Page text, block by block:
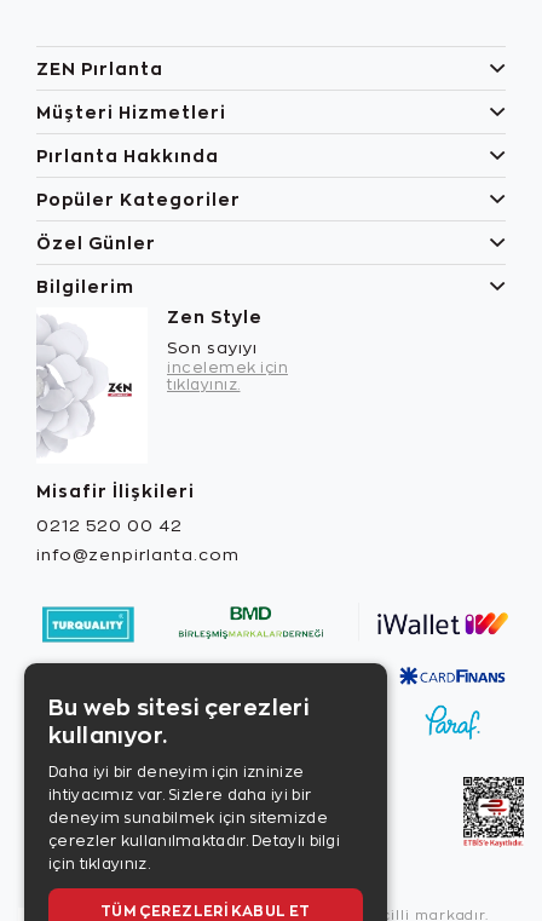
ZEN Pırlanta
Müşteri Hizmetleri
Pırlanta Hakkında
Popüler Kategoriler
Özel Günler
Bilgilerim
Zen Style
Son sayıyı
incelemek için
tıklayınız.
Misafir İlişkileri
0212 520 00 42
info@zenpirlanta.com
Copyright © 2026, Zen Diamond tescilli markadır.
Bu web sitesi çerezleri
kullanıyor.
Daha iyi bir deneyim için izninize
ihtiyacımız var. Sizlere daha iyi bir
deneyim sunabilmek için sitemizde
çerezler kullanılmaktadır. Detaylı bilgi
için tıklayınız.
TÜM ÇEREZLERI KABUL ET